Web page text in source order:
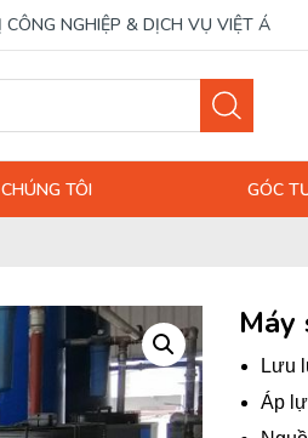
NGHIỆP & DỊCH VỤ VIỆT Á
TÔI GÓC
Máy
Lưu
Áp